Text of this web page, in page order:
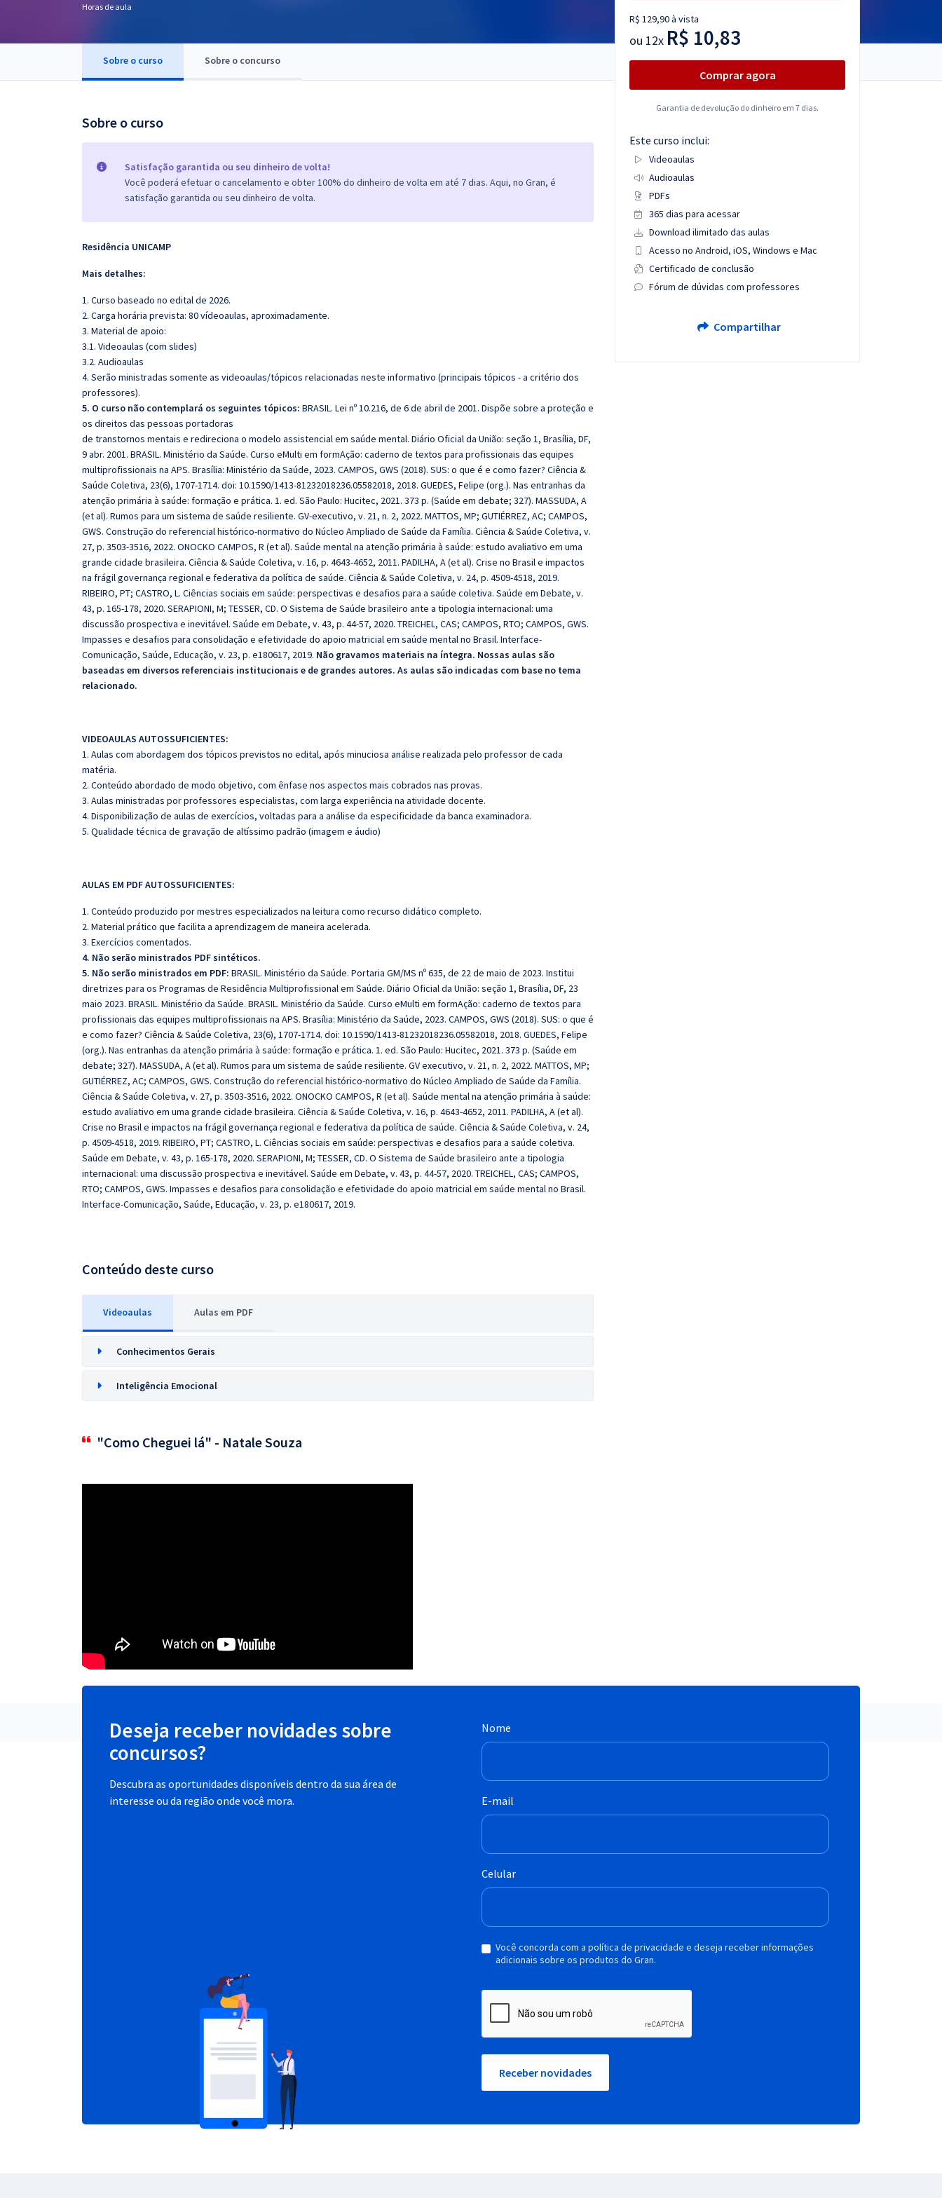
OAB
Questões grátis
Conteúdo gratuito
Horas de aula
Sobre o curso Sobre o concurso
Sobre o curso
Satisfação garantida ou seu dinheiro de volta!
Você poderá efetuar o cancelamento e obter 100% do dinheiro de volta em até 7 dias. Aqui, no Gran, é
satisfação garantida ou seu dinheiro de volta.
Residência UNICAMP
Mais detalhes:
1. Curso baseado no edital de 2026.
2. Carga horária prevista: 80 vídeoaulas, aproximadamente.
3. Material de apoio:
3.1. Videoaulas (com slides)
3.2. Audioaulas
4. Serão ministradas somente as videoaulas/tópicos relacionadas neste informativo (principais tópicos - a critério dos
professores).
5. O curso não contemplará os seguintes tópicos: BRASIL. Lei nº 10.216, de 6 de abril de 2001. Dispõe sobre a proteção e
os direitos das pessoas portadoras
de transtornos mentais e redireciona o modelo assistencial em saúde mental. Diário Oficial da União: seção 1, Brasília, DF,
9 abr. 2001. BRASIL. Ministério da Saúde. Curso eMulti em formAção: caderno de textos para profissionais das equipes
multiprofissionais na APS. Brasília: Ministério da Saúde, 2023. CAMPOS, GWS (2018). SUS: o que é e como fazer? Ciência &
Saúde Coletiva, 23(6), 1707-1714. doi: 10.1590/1413-81232018236.05582018, 2018. GUEDES, Felipe (org.). Nas entranhas da
atenção primária à saúde: formação e prática. 1. ed. São Paulo: Hucitec, 2021. 373 p. (Saúde em debate; 327). MASSUDA, A
(et al). Rumos para um sistema de saúde resiliente. GV-executivo, v. 21, n. 2, 2022. MATTOS, MP; GUTIÉRREZ, AC; CAMPOS,
GWS. Construção do referencial histórico-normativo do Núcleo Ampliado de Saúde da Família. Ciência & Saúde Coletiva, v.
27, p. 3503-3516, 2022. ONOCKO CAMPOS, R (et al). Saúde mental na atenção primária à saúde: estudo avaliativo em uma
grande cidade brasileira. Ciência & Saúde Coletiva, v. 16, p. 4643-4652, 2011. PADILHA, A (et al). Crise no Brasil e impactos
na frágil governança regional e federativa da política de saúde. Ciência & Saúde Coletiva, v. 24, p. 4509-4518, 2019.
RIBEIRO, PT; CASTRO, L. Ciências sociais em saúde: perspectivas e desafios para a saúde coletiva. Saúde em Debate, v.
43, p. 165-178, 2020. SERAPIONI, M; TESSER, CD. O Sistema de Saúde brasileiro ante a tipologia internacional: uma
discussão prospectiva e inevitável. Saúde em Debate, v. 43, p. 44-57, 2020. TREICHEL, CAS; CAMPOS, RTO; CAMPOS, GWS.
Impasses e desafios para consolidação e efetividade do apoio matricial em saúde mental no Brasil. Interface-
Comunicação, Saúde, Educação, v. 23, p. e180617, 2019. Não gravamos materiais na íntegra. Nossas aulas são
baseadas em diversos referenciais institucionais e de grandes autores. As aulas são indicadas com base no tema
relacionado.
VIDEOAULAS AUTOSSUFICIENTES:
1. Aulas com abordagem dos tópicos previstos no edital, após minuciosa análise realizada pelo professor de cada
matéria.
2. Conteúdo abordado de modo objetivo, com ênfase nos aspectos mais cobrados nas provas.
3. Aulas ministradas por professores especialistas, com larga experiência na atividade docente.
4. Disponibilização de aulas de exercícios, voltadas para a análise da especificidade da banca examinadora.
5. Qualidade técnica de gravação de altíssimo padrão (imagem e áudio)
AULAS EM PDF AUTOSSUFICIENTES:
1. Conteúdo produzido por mestres especializados na leitura como recurso didático completo.
2. Material prático que facilita a aprendizagem de maneira acelerada.
3. Exercícios comentados.
4. Não serão ministrados PDF sintéticos.
5. Não serão ministrados em PDF: BRASIL. Ministério da Saúde. Portaria GM/MS nº 635, de 22 de maio de 2023. Institui
diretrizes para os Programas de Residência Multiprofissional em Saúde. Diário Oficial da União: seção 1, Brasília, DF, 23
maio 2023. BRASIL. Ministério da Saúde. BRASIL. Ministério da Saúde. Curso eMulti em formAção: caderno de textos para
profissionais das equipes multiprofissionais na APS. Brasília: Ministério da Saúde, 2023. CAMPOS, GWS (2018). SUS: o que é
e como fazer? Ciência & Saúde Coletiva, 23(6), 1707-1714. doi: 10.1590/1413-81232018236.05582018, 2018. GUEDES, Felipe
(org.). Nas entranhas da atenção primária à saúde: formação e prática. 1. ed. São Paulo: Hucitec, 2021. 373 p. (Saúde em
debate; 327). MASSUDA, A (et al). Rumos para um sistema de saúde resiliente. GV executivo, v. 21, n. 2, 2022. MATTOS, MP;
GUTIÉRREZ, AC; CAMPOS, GWS. Construção do referencial histórico-normativo do Núcleo Ampliado de Saúde da Família.
Ciência & Saúde Coletiva, v. 27, p. 3503-3516, 2022. ONOCKO CAMPOS, R (et al). Saúde mental na atenção primária à saúde:
estudo avaliativo em uma grande cidade brasileira. Ciência & Saúde Coletiva, v. 16, p. 4643-4652, 2011. PADILHA, A (et al).
Crise no Brasil e impactos na frágil governança regional e federativa da política de saúde. Ciência & Saúde Coletiva, v. 24,
p. 4509-4518, 2019. RIBEIRO, PT; CASTRO, L. Ciências sociais em saúde: perspectivas e desafios para a saúde coletiva.
Saúde em Debate, v. 43, p. 165-178, 2020. SERAPIONI, M; TESSER, CD. O Sistema de Saúde brasileiro ante a tipologia
internacional: uma discussão prospectiva e inevitável. Saúde em Debate, v. 43, p. 44-57, 2020. TREICHEL, CAS; CAMPOS,
RTO; CAMPOS, GWS. Impasses e desafios para consolidação e efetividade do apoio matricial em saúde mental no Brasil.
Interface-Comunicação, Saúde, Educação, v. 23, p. e180617, 2019.
Conteúdo deste curso
Videoaulas Aulas em PDF
Conhecimentos Gerais
Inteligência Emocional
"Como Cheguei lá" - Natale Souza
R$ 129,90 à vista
ou 12x R$ 10,83
Comprar agora
Garantia de devolução do dinheiro em 7 dias.
Este curso inclui:
Videoaulas
Audioaulas
PDFs
365 dias para acessar
Download ilimitado das aulas
Acesso no Android, iOS, Windows e Mac
Certificado de conclusão
Fórum de dúvidas com professores
Compartilhar
Deseja receber novidades sobre
concursos?
Descubra as oportunidades disponíveis dentro da sua área de
interesse ou da região onde você mora.
Nome
E-mail
Celular
Você concorda com a política de privacidade e deseja receber informações
adicionais sobre os produtos do Gran.
Receber novidades